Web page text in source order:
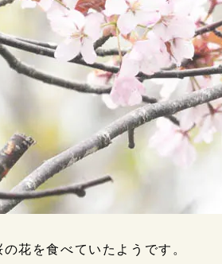
の花を食べていたようです。